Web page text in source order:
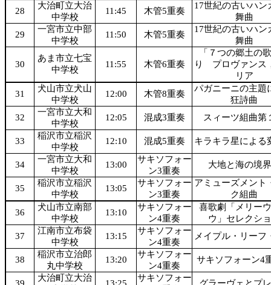
28
大治町立大治
中学校
11:45 木管5重奏
17世紀の古いハン
舞曲
29
一宮市立中部
中学校
11:50 木管5重奏
17世紀の古いハン
舞曲
30
あま市立七宝
中学校
11:55 木管6重奏
「７つの郷土の
り プロヴァンス
リア
31
犬山市立犬山
中学校
12:00 木管8重奏
パガニーニの主題
狂詩曲
32
一宮市立大和
中学校
12:05 混成3重奏 スィーツ組曲第
33
稲沢市立稲沢
中学校
12:10 混成5重奏 キラキラ星による
34
一宮市立大和
中学校
13:00
サキソフォー
ン3重奏
大地と海の境
35
稲沢市立稲沢
中学校
13:05
サキソフォー
ン3重奏
アミューズメント
ク組曲
36
犬山市立南部
中学校
13:10
サキソフォー
ン4重奏
喜歌劇「メリー
ウ」セレクシ
37
江南市立布袋
中学校
13:15
サキソフォー
ン4重奏
メイプル・リーフ
38
稲沢市立治郎
丸中学校
13:20
サキソフォー
ン4重奏
サキソフォーン4
大治町立大治
サキソフォー